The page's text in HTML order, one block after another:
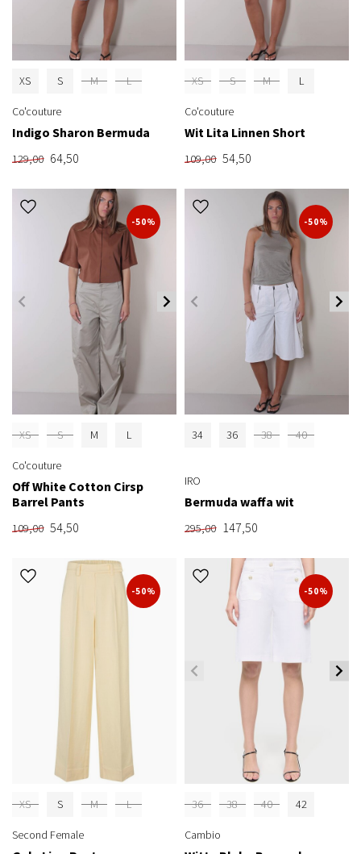
XS S M L
Co'couture
Indigo Sharon Bermuda
129,00 64,50
XS S M L
Co'couture
Wit Lita Linnen Short
109,00 54,50
-50%
XS S M L
Co'couture
Off White Cotton Cirsp
Barrel Pants
109,00 54,50
-50%
34 36 38 40
IRO
Bermuda waffa wit
295,00 147,50
-50%
XS S M L
Second Female
-50%
36 38 40 42
Cambio